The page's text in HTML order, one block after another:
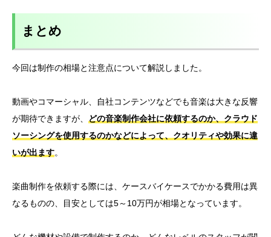
まとめ
今回は制作の相場と注意点について解説しました。
動画やコマーシャル、自社コンテンツなどでも音楽は大きな反響
が期待できますが、
どの音楽制作会社に依頼するのか、クラウド
ソーシングを使用するのかなどによって、クオリティや効果に違
いが出ます。
楽曲制作を依頼する際には、ケースバイケースでかかる費用は異
なるものの、目安としては5～10万円が相場となっています。